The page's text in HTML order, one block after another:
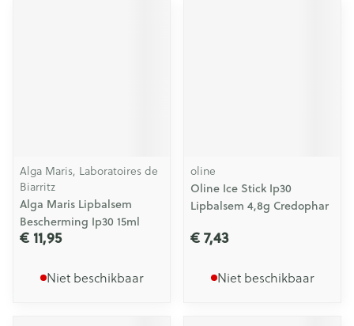
Alga Maris, Laboratoires de
Biarritz
Alga Maris Lipbalsem
Bescherming Ip30 15ml
€ 11,95
Niet beschikbaar
oline
Oline Ice Stick Ip30
Lipbalsem 4,8g Credophar
€ 7,43
Niet beschikbaar